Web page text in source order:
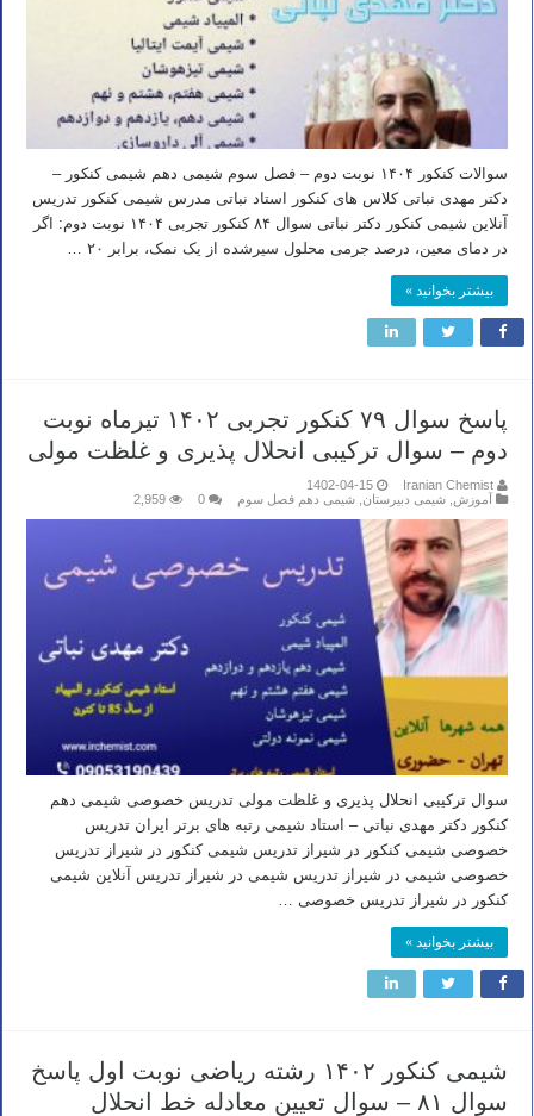
سوالات کنکور ۱۴۰۴ نوبت دوم – فصل سوم شیمی دهم شیمی کنکور –
دکتر مهدی نباتی کلاس های کنکور استاد نباتی مدرس شیمی کنکور تدریس
آنلاین شیمی کنکور دکتر نباتی سوال ۸۴ کنکور تجربی ۱۴۰۴ نوبت دوم: اگر
در دمای معین، درصد جرمی محلول سیرشده از یک نمک، برابر ۲۰ …
بیشتر بخوانید »
پاسخ سوال ۷۹ کنکور تجربی ۱۴۰۲ تیرماه نوبت
دوم – سوال ترکیبی انحلال پذیری و غلظت مولی
Iranian Chemist
1402-04-15
آموزش شیمی دبیرستان شیمی دهم فصل سوم 0
2,959
سوال ترکیبی انحلال پذیری و غلظت مولی تدریس خصوصی شیمی دهم
کنکور دکتر مهدی نباتی – استاد شیمی رتبه های برتر ایران تدریس
خصوصی شیمی کنکور در شیراز تدریس شیمی کنکور در شیراز تدریس
خصوصی شیمی در شیراز تدریس شیمی در شیراز تدریس آنلاین شیمی
کنکور در شیراز تدریس خصوصی …
بیشتر بخوانید »
شیمی کنکور ۱۴۰۲ رشته ریاضی نوبت اول پاسخ
سوال ۸۱ – سوال تعیین معادله خط انحلال